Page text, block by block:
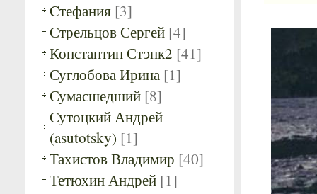
Cтефания [3]
Стрельцов Сергей [4]
Константин Стэнк2 [41]
Суглобова Ирина [1]
Сумасшедший [8]
Сутоцкий Андрей
(asutotsky) [1]
Тахистов Владимир [40]
Тетюхин Андрей [1]